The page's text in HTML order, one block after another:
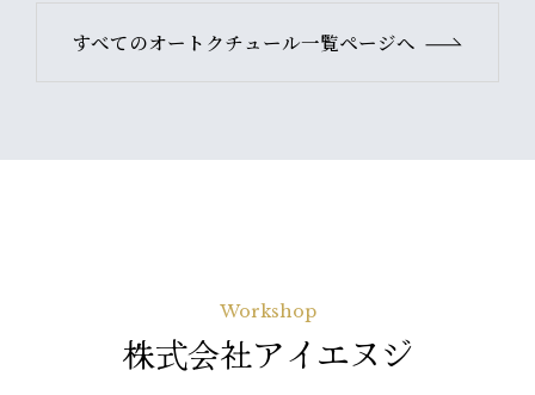
すべてのオートクチュール一覧ページへ
Workshop
株式会社アイエヌジ